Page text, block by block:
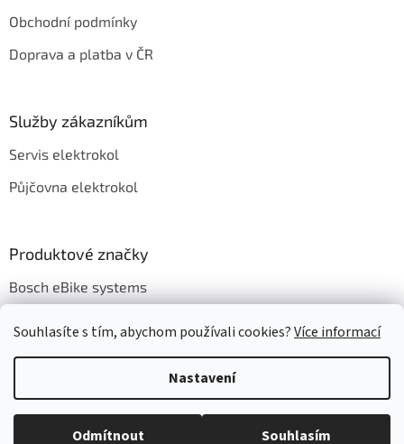
Souhlasíte s tím, abychom používali cookies?Více informací
Nastavení
Odmítnout Souhlasím
Obchodní podmínky
Doprava a platba v ČR
Služby zákazníkům
Servis elektrokol
Půjčovna elektrokol
Produktové značky
Bosch eBike systems
Vytvořil Shoptet
Copyright 2026EBIKE CAFE . Všechna práva vyhrazena.